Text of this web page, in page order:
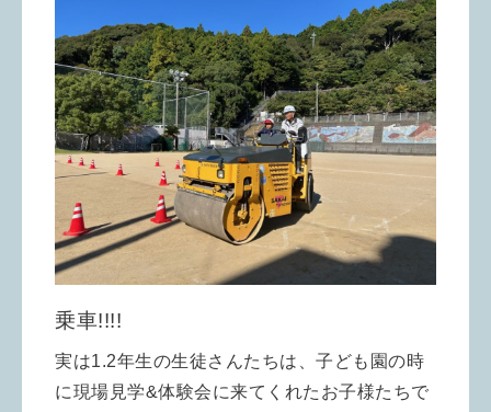
乗車!!!!
実は1.2年生の生徒さんたちは、子ども園の時
に現場見学&体験会に来てくれたお子様たちで